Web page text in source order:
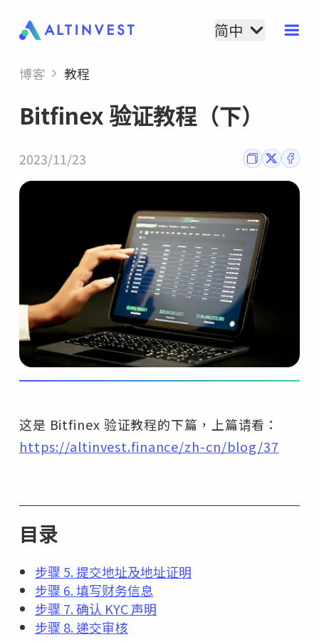
简中
博客 教程
Bitfinex 验证教程（下）
2023/11/23
这是 Bitfinex 验证教程的下篇，上篇请看：
https://altinvest.finance/zh-cn/blog/37
目录
步骤 5. 提交地址及地址证明
步骤 6. 填写财务信息
步骤 7. 确认 KYC 声明
步骤 8. 递交审核